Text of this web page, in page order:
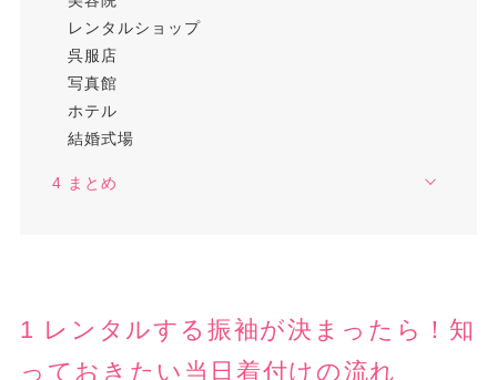
レンタルショップ
呉服店
写真館
ホテル
結婚式場
4 まとめ
1 レンタルする振袖が決まったら！知
っておきたい当日着付けの流れ